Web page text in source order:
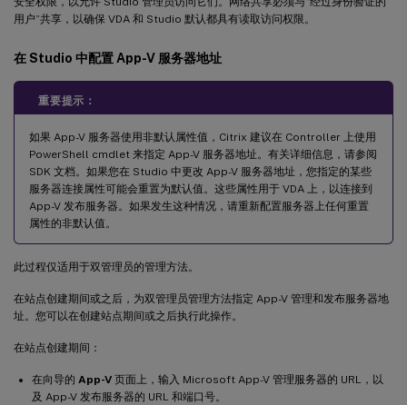
用户”共享，以确保 VDA 和 Studio 默认都具有读取访问权限。
在 Studio 中配置 App-V 服务器地址
重要提示：
如果 App-V 服务器使用非默认属性值，Citrix 建议在 Controller 上使用
PowerShell cmdlet 来指定 App-V 服务器地址。有关详细信息，请参阅
SDK 文档。如果您在 Studio 中更改 App-V 服务器地址，您指定的某些
服务器连接属性可能会重置为默认值。这些属性用于 VDA 上，以连接到
App-V 发布服务器。如果发生这种情况，请重新配置服务器上任何重置
属性的非默认值。
此过程仅适用于双管理员的管理方法。
在站点创建期间或之后，为双管理员管理方法指定 App-V 管理和发布服务器地
址。您可以在创建站点期间或之后执行此操作。
在站点创建期间：
在向导的 App-V 页面上，输入 Microsoft App-V 管理服务器的 URL，以
及 App-V 发布服务器的 URL 和端口号。